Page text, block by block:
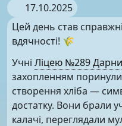
17.10.2025
Цей день став
вдячності! 🌾
Учні Ліцею №289
захопленням поринули
створення хліба —
достатку. Вони брали
калачі, переглядали